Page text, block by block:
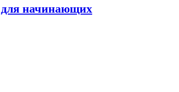
для начинающих